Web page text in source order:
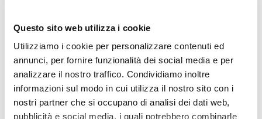
Questo sito web utilizza i cookie
Utilizziamo i cookie per personalizzare contenuti ed
annunci, per fornire funzionalità dei social media e per
analizzare il nostro traffico. Condividiamo inoltre
informazioni sul modo in cui utilizza il nostro sito con i
nostri partner che si occupano di analisi dei dati web,
pubblicità e social media, i quali potrebbero combinarle
lato Vita, stante la spesso artificiosa distinzione tra coperture
che sono in una zona di confine tra Vita e Danni.
La personalizzazione dell’offerta, richiesta dalla direttiva IDD,
assicurativo e per orientarlo in una